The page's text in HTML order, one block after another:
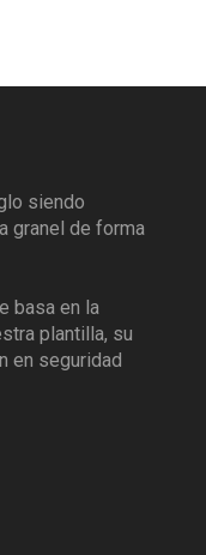
siendo
granel de forma
basa en la
plantilla, su
en seguridad